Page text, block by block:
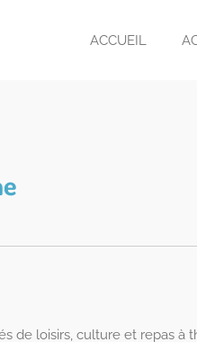
ACCUEIL
de loisirs, culture et repas